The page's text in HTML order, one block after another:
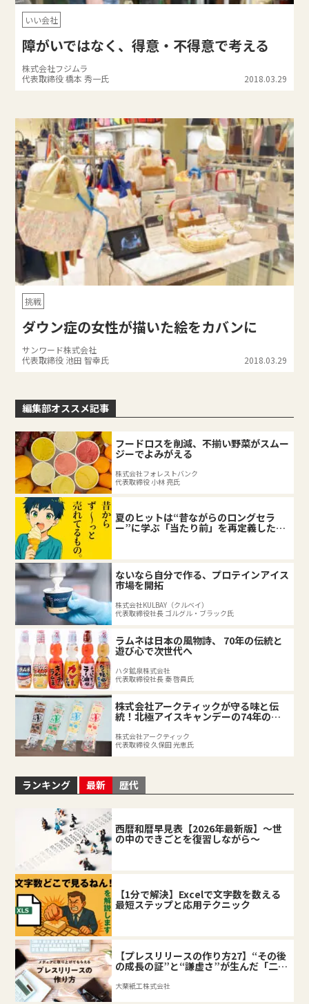
いい会社
障がいではなく、得意・不得意で考える
株式会社フジムラ
代表取締役 橋本 秀一氏
2018.03.29
挑戦
ダウン症の女性が描いた絵をカバンに
サンワード株式会社
代表取締役 池田 智幸氏
2018.03.29
編集部オススメ記事
フードロスを削減、不揃い野菜がスムー
ジーでよみがえる
株式会社フォレストバンク
代表取締役 小林 亮氏
夏のヒットは“昔ながらのロングセラ
ー”に学ぶ「当たり前」を再定義した企
業の底力
ないなら自分で作る、プロテインアイス
市場を開拓
株式会社KULBAY（クルベイ）
代表取締役社長 ゴルグル・ブラック氏
ラムネは日本の風物詩、 70年の伝統と
遊び心で次世代へ
ハタ鉱泉株式会社
代表取締役社長 秦 啓員氏
株式会社アークティックが守る味と伝
統！北極アイスキャンデーの74年の軌
株式会社アークティック
代表取締役 久保田 光恵氏
ランキング 最新 歴代
西暦和暦早見表【2026年最新版】～世
の中のできごとを復習しながら～
【1分で解決】Excelで文字数を数える
最短ステップと応用テクニック
【プレスリリースの作り方27】“その後
の成長の証”と“謙虚さ”が生んだ「二匹
大栗紙工株式会社